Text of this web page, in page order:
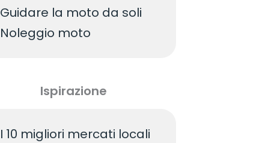
Guidare la moto da soli
Noleggio moto
Ispirazione
I 10 migliori mercati locali